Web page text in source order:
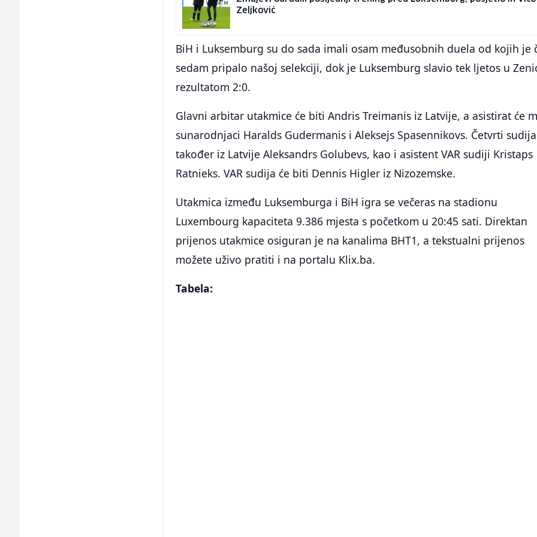
Zeljković
BiH i Luksemburg su do sada imali osam međusobnih duela od kojih je
sedam pripalo našoj selekciji, dok je Luksemburg slavio tek ljetos u
rezultatom 2:0.
Glavni arbitar utakmice će biti Andris Treimanis iz Latvije, a asistirat će
sunarodnjaci Haralds Gudermanis i Aleksejs Spasennikovs. Četvrti
također iz Latvije Aleksandrs Golubevs, kao i asistent VAR sudiji Kristaps
Ratnieks. VAR sudija će biti Dennis Higler iz Nizozemske.
Utakmica između Luksemburga i BiH igra se večeras na stadionu
Luxembourg kapaciteta 9.386 mjesta s početkom u 20:45 sati. Direktan
prijenos utakmice osiguran je na kanalima BHT1, a tekstualni prijenos
možete uživo pratiti i na portalu Klix.ba.
Tabela: